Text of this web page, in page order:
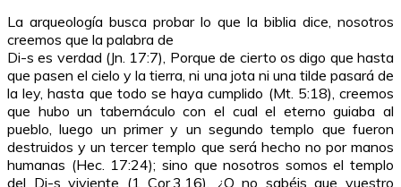
La arqueología busca probar lo que la biblia dice, nosotros
creemos que la palabra de
Di-s es verdad (Jn. 17:7), Porque de cierto os digo que hasta
que pasen el cielo y la tierra, ni una jota ni una tilde pasará de
la ley, hasta que todo se haya cumplido (Mt. 5:18), creemos
que hubo un tabernáculo con el cual el eterno guiaba al
pueblo, luego un primer y un segundo templo que fueron
destruidos y un tercer templo que será hecho no por manos
humanas (Hec. 17:24); sino que nosotros somos el templo
del Di-s viviente (1 Cor.3.16), ¿O no sabéis que vuestro